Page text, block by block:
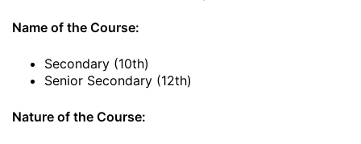
Name of the Course:
Secondary (10th)
Senior Secondary (12th)
Nature of the Course: